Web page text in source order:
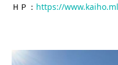
ＨＰ： https://